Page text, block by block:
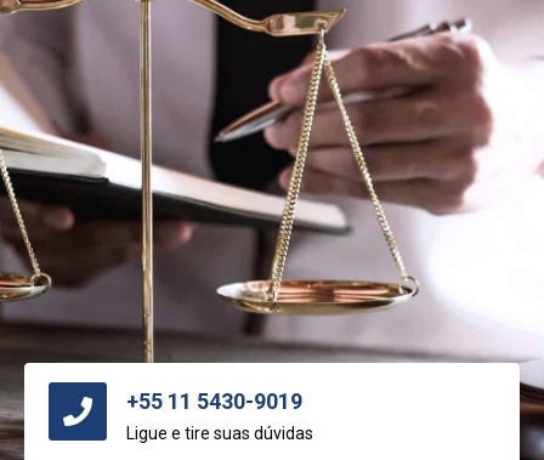
+55 11 5430-9019
Ligue e tire suas dúvidas